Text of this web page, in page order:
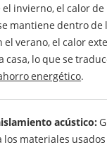
invierno, el calor de
mantiene dentro de
el verano, el calor
casa, lo que se
energético.
acústico:
los materiales